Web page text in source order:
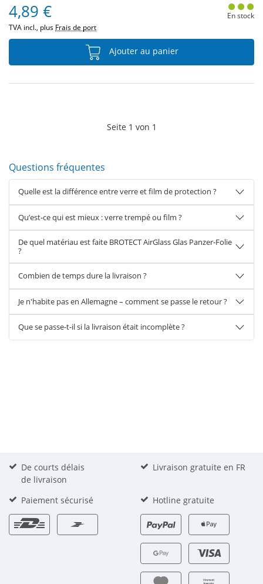
4,89 €
TVA incl., plus Frais de port
En stock
Ajouter au panier
Seite 1 von 1
Questions fréquentes
Quelle est la différence entre verre et film de protection ?
Qu’est-ce qui est mieux : verre trempé ou film ?
De quel matériau est faite BROTECT AirGlass Glas Panzer-Folie
?
Combien de temps dure la livraison ?
Je n'habite pas en Allemagne – comment se passe le retour ?
Que se passe-t-il si la livraison était incomplète ?
De courts délais
de livraison
Livraison gratuite en FR
Paiement sécurisé Hotline gratuite